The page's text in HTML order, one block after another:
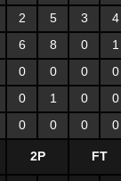
2 5 3
4
6 8 0
1
0 0 0
0
0 1 0
0
0 0 0 0
2P FT